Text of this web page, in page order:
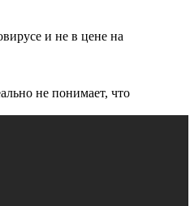
и не в цене на
не понимает, что